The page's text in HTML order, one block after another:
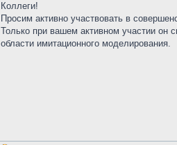
Коллеги!
Просим активно участвовать в
Только при вашем активном участии он
области имитационного моделирования.